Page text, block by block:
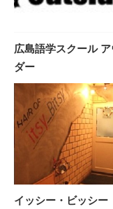
広島語学スクール ア
ダー
イッシー・ビッシー